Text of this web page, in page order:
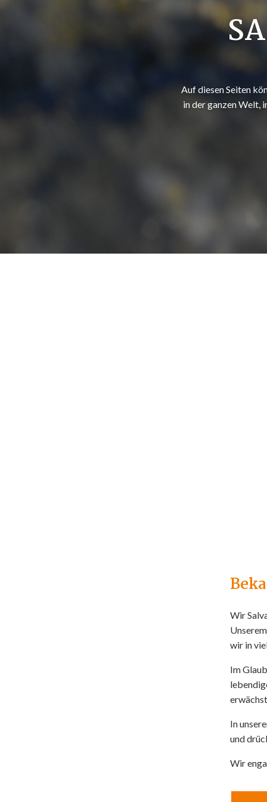
Auf diesen Seiten
in der ganzen Welt,
Wir
Unserem
wir in
Im
In
und
Wir